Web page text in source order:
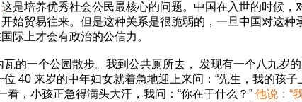
这是培养优秀社会公民最核心的问题。中国在入世的时候
始贸易往来。但是这种关系是很脆弱的，一旦中国对这
际上才会有政治的公信力。
一个公园散步。我到公共厕所去， 发现有一个八九岁的
40 来岁的中年妇女就着急地迎上来问：“先生，我的孩
看，小孩正急得满头大汗，我问：“你在干什么？” 他说：“